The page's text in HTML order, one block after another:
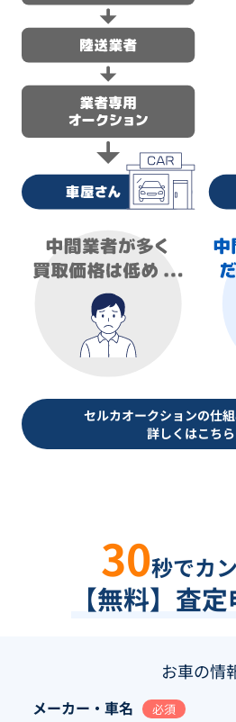
セルカオークションの仕
詳しくはこちら
30秒でカ
【無料】査
お車の情
メーカー・車名 必須